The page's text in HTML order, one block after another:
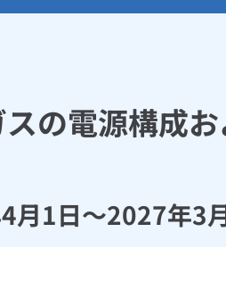
の電源構成
月1日～2027年3